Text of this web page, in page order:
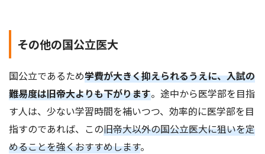
その他の国公立医大
国公立であるため学費が大きく抑えられるうえに、入試の
難易度は旧帝大よりも下がります。途中から医学部を目指
す人は、少ない学習時間を補いつつ、効率的に医学部を目
指すのであれば、この旧帝大以外の国公立医大に狙いを定
めることを強くおすすめします。